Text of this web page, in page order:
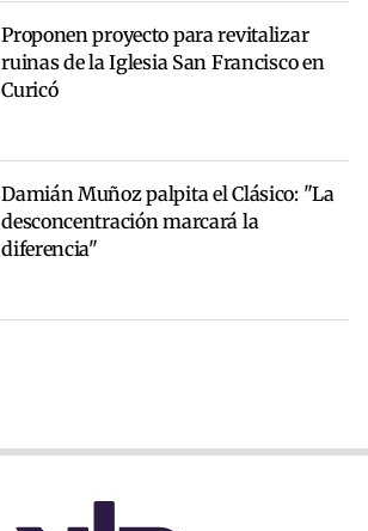
Proponen proyecto para revitalizar
ruinas de la Iglesia San Francisco en
Curicó
Damián Muñoz palpita el Clásico: "La
desconcentración marcará la
diferencia"